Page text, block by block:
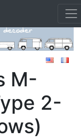
M-
2-